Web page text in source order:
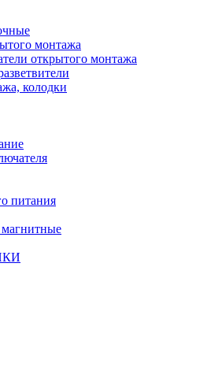
монтажа
открытого монтажа
колодки
питания